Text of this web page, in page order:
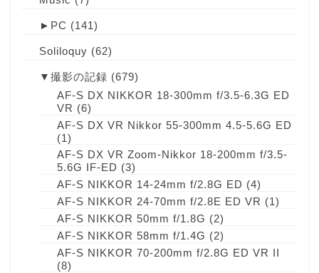
► PC (141)
Soliloquy (62)
▼ 撮影の記録 (679)
AF-S DX NIKKOR 18-300mm f/3.5-6.3G ED
VR (6)
AF-S DX VR Nikkor 55-300mm 4.5-5.6G ED
(1)
AF-S DX VR Zoom-Nikkor 18-200mm f/3.5-
5.6G IF-ED (3)
AF-S NIKKOR 14-24mm f/2.8G ED (4)
AF-S NIKKOR 24-70mm f/2.8E ED VR (1)
AF-S NIKKOR 50mm f/1.8G (2)
AF-S NIKKOR 58mm f/1.4G (2)
AF-S NIKKOR 70-200mm f/2.8G ED VR II
(8)